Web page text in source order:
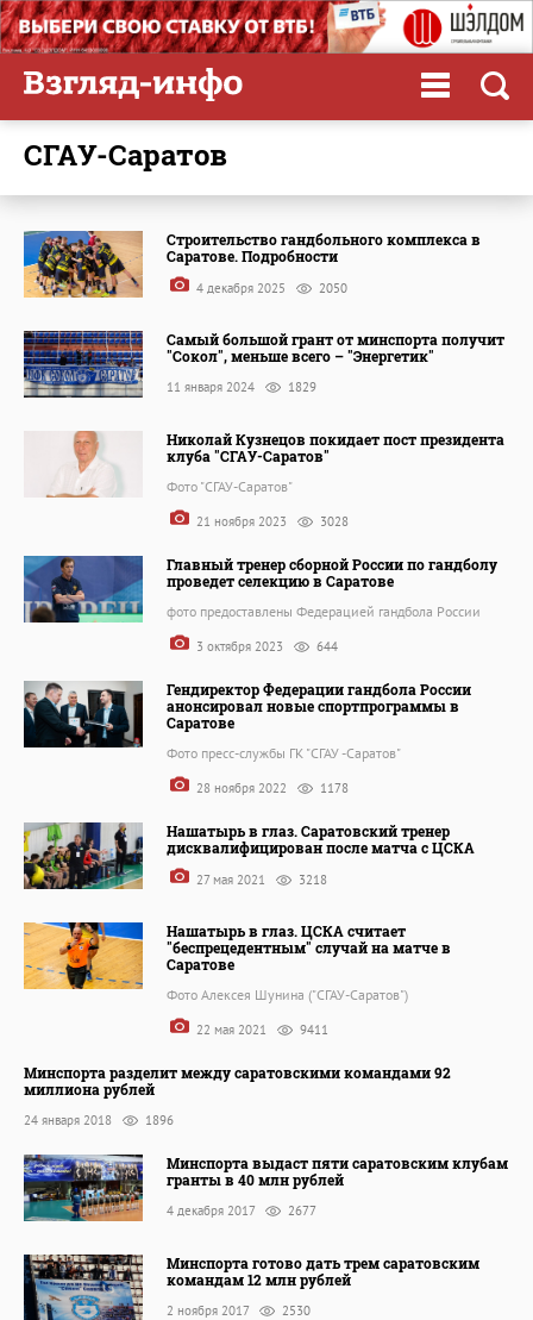
СГАУ-Саратов
Строительство гандбольного комплекса в
Саратове. Подробности
4 декабря 2025 2050
Самый большой грант от минспорта получит
"Сокол", меньше всего – "Энергетик"
11 января 2024 1829
Николай Кузнецов покидает пост президента
клуба "СГАУ-Саратов"
Фото "СГАУ-Саратов"
21 ноября 2023 3028
Главный тренер сборной России по гандболу
проведет селекцию в Саратове
фото предоставлены Федерацией гандбола России
3 октября 2023 644
Гендиректор Федерации гандбола России
анонсировал новые спортпрограммы в
Саратове
Фото пресс-службы ГК "СГАУ -Саратов"
28 ноября 2022 1178
Нашатырь в глаз. Саратовский тренер
дисквалифицирован после матча с ЦСКА
27 мая 2021 3218
Нашатырь в глаз. ЦСКА считает
"беспрецедентным" случай на матче в
Саратове
Фото Алексея Шунина ("СГАУ-Саратов")
22 мая 2021 9411
Минспорта разделит между саратовскими командами 92
миллиона рублей
24 января 2018 1896
Минспорта выдаст пяти саратовским клубам
гранты в 40 млн рублей
4 декабря 2017 2677
Минспорта готово дать трем саратовским
командам 12 млн рублей
2 ноября 2017 2530